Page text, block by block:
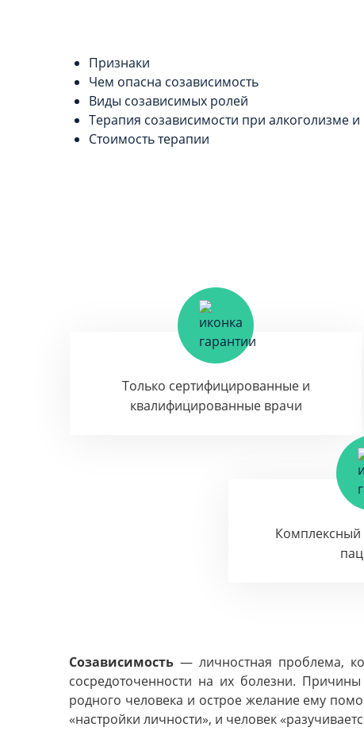
Признаки
Чем опасна созависимость
Виды созависимых ролей
Терапия созависимости при алкоголизме
Стоимость терапии
Только сертифицированные и
квалифицированные врачи
Созависимость — личностная проблема,
сосредоточенности на их болезни.
родного человека и острое желание ему
«настройки личности», и человек